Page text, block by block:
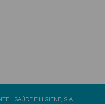
– SAÚDE E HIGIENE, S.A.